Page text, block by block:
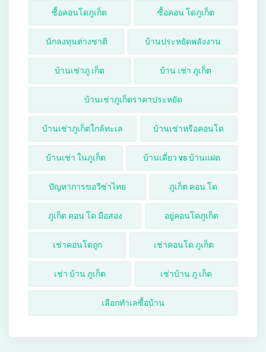
ซื้อคอนโดภูเก็ต ซื้อคอน โดภูเก็ต
นักลงทุนต่างชาติ บ้านประหยัดพลังงาน
บ้านเช่าภู เก็ต บ้าน เช่า ภูเก็ต
บ้านเช่าภูเก็ตราคาประหยัด
บ้านเช่าภูเก็ตใกล้ทะเล บ้านเช่าหรือคอนโด
บ้านเช่า ในภูเก็ต บ้านเดี่ยว vs บ้านแฝด
ปัญหาการขอวีซ่าไทย ภูเก็ต คอน โด
ภูเก็ต คอน โด มือสอง อยู่คอนโดภูเก็ต
เช่าคอนโดถูก เช่าคอนโด ภูเก็ต
เช่า บ้าน ภูเก็ต เช่าบ้าน ภู เก็ต
เลือกทำเลซื้อบ้าน